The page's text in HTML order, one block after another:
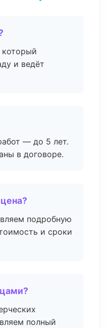
который
и ведёт
— до 5 лет.
в договоре.
подробную
и сроки
полный